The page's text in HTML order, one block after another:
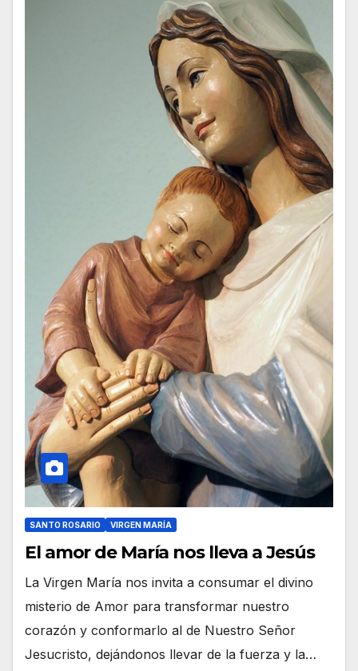
SANTO ROSARIO VIRGEN MARÍA
El amor de María nos lleva a Jesús
La Virgen María nos invita a consumar el divino
misterio de Amor para transformar nuestro
corazón y conformarlo al de Nuestro Señor
Jesucristo, dejándonos llevar de la fuerza y la…